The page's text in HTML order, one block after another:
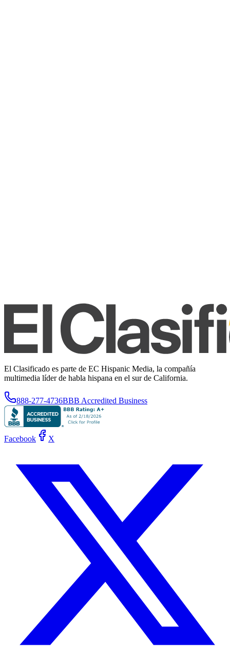
El Clasificado es parte de EC Hispanic Media, la compañía
multimedia líder de habla hispana en el sur de California.
888-277-4736BBB Accredited Business
Facebook X